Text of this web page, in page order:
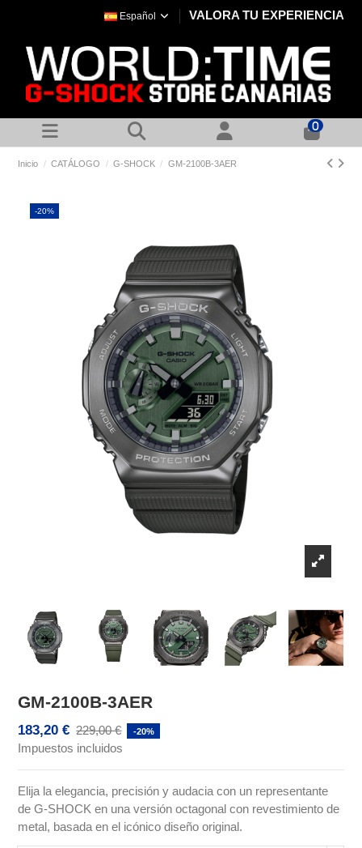
Español VALORA TU EXPERIENCIA
0
Inicio CATÁLOGO G-SHOCK GM-2100B-3AER
-20%
GM-2100B-3AER
183,20 € 229,00 € -20%
Impuestos incluidos
Elija la elegancia, precisión y audacia con un representante
de G-SHOCK en una versión octagonal con revestimiento de
metal, basada en el icónico diseño original.